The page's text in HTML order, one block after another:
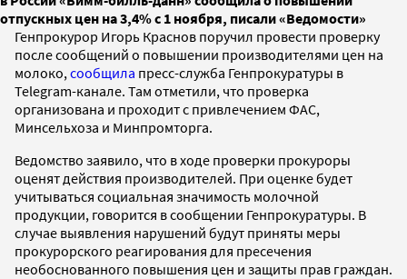
отпускных цен на 3,4% с 1 ноября, писали «Ведомости»
Генпрокурор Игорь Краснов поручил провести проверку
после сообщений о повышении производителями цен на
молоко, сообщила пресс-служба Генпрокуратуры в
Telegram-канале. Там отметили, что проверка
организована и проходит с привлечением ФАС,
Минсельхоза и Минпромторга.
Ведомство заявило, что в ходе проверки прокуроры
оценят действия производителей. При оценке будет
учитываться социальная значимость молочной
продукции, говорится в сообщении Генпрокуратуры. В
случае выявления нарушений будут приняты меры
прокурорского реагирования для пресечения
необоснованного повышения цен и защиты прав граждан.